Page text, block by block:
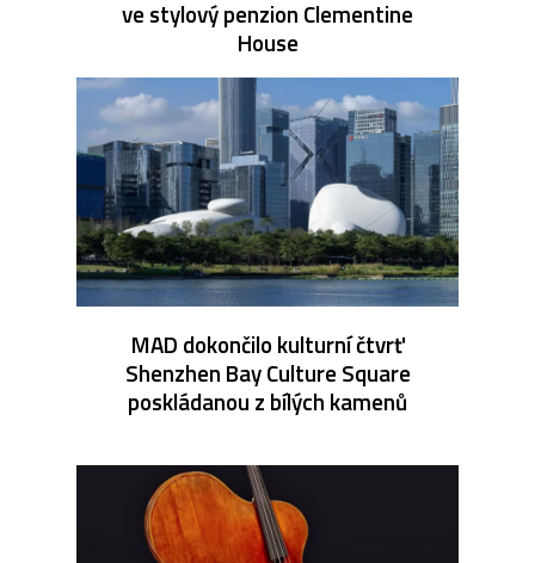
ve stylový penzion Clementine
House
MAD dokončilo kulturní čtvrť
Shenzhen Bay Culture Square
poskládanou z bílých kamenů